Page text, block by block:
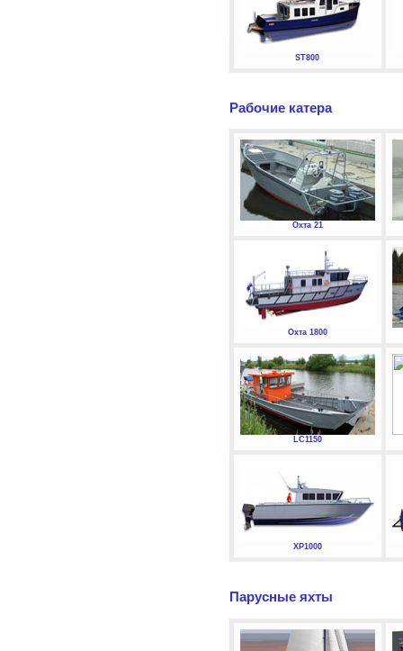
ST800
Рабочие катера
Охта 21
Охта 1800
LC1150
XP1000
Парусные яхты